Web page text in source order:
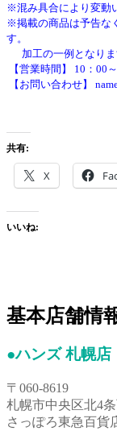
※混み具合により変動
※掲載の商品は予告な
す。
加工の一例となりま
【営業時間】 10：00
【お問い合わせ】
共有:
X
いいね:
基本店舗情
●ハンズ 札幌店
〒060-8619
札幌市中央区北4条
さっぽろ東急百貨